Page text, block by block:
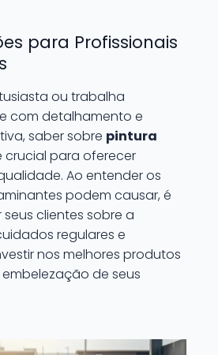
para Profissionais
ou trabalha
com detalhamento e
saber sobre pintura
crucial para oferecer
Ao entender os
podem causar, é
clientes sobre a
regulares e
nos melhores produtos
de seus